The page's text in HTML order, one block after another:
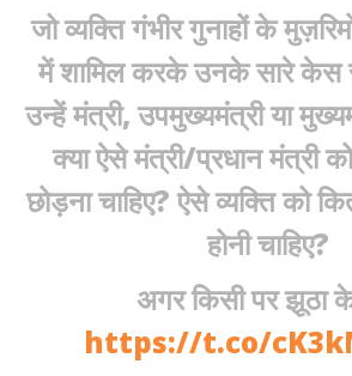
जो व्यक्ति गंभीर गुनाहों के
में शामिल करके उनके सारे केस
उन्हें मंत्री, उपमुख्यमंत्री या
क्या ऐसे मंत्री/प्रधान मंत्री
छोड़ना चाहिए? ऐसे व्यक्ति को
होनी चाहिए?
अगर किसी पर
https://t.co/